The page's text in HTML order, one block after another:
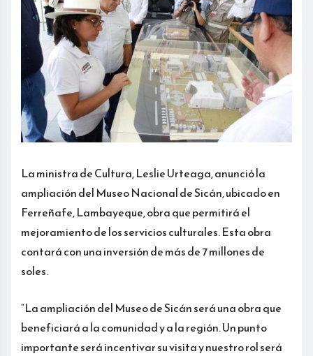
La ministra de Cultura, Leslie Urteaga, anunció la
ampliación del Museo Nacional de Sicán, ubicado en
Ferreñafe, Lambayeque, obra que permitirá el
mejoramiento de los servicios culturales. Esta obra
contará con una inversión de más de 7 millones de
soles.
“La ampliación del Museo de Sicán será una obra que
beneficiará a la comunidad y a la región. Un punto
importante será incentivar su visita y nuestro rol será